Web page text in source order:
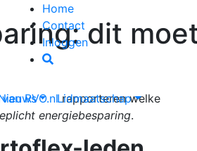
Home
Contact
Inloggen
Lidmaatschap
dit
RVO.nlrapporteren welke
energiebesparing.